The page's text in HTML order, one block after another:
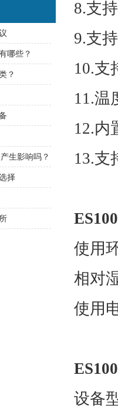
8.支
9.支
10.支
11.温
12.内
13.支
使用
相对
使用
设
哪些？
？
生影响吗？
择